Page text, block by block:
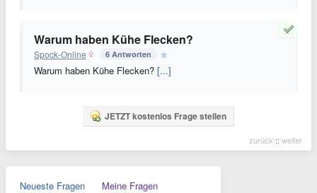
Warum haben Kühe Flecken?
Spock-Online 6 Antworten
Warum haben Kühe Flecken? [...]
JETZT kostenlos Frage stellen
zurück :: weiter
Neueste Fragen
Meine Fragen